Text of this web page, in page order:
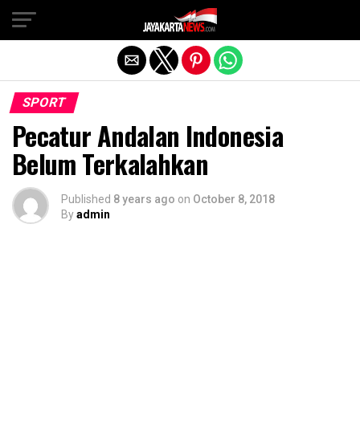
SPORT
Pecatur Andalan Indonesia
Belum Terkalahkan
Published 8 years ago on October 8, 2018
Byadmin
Exit mobile version